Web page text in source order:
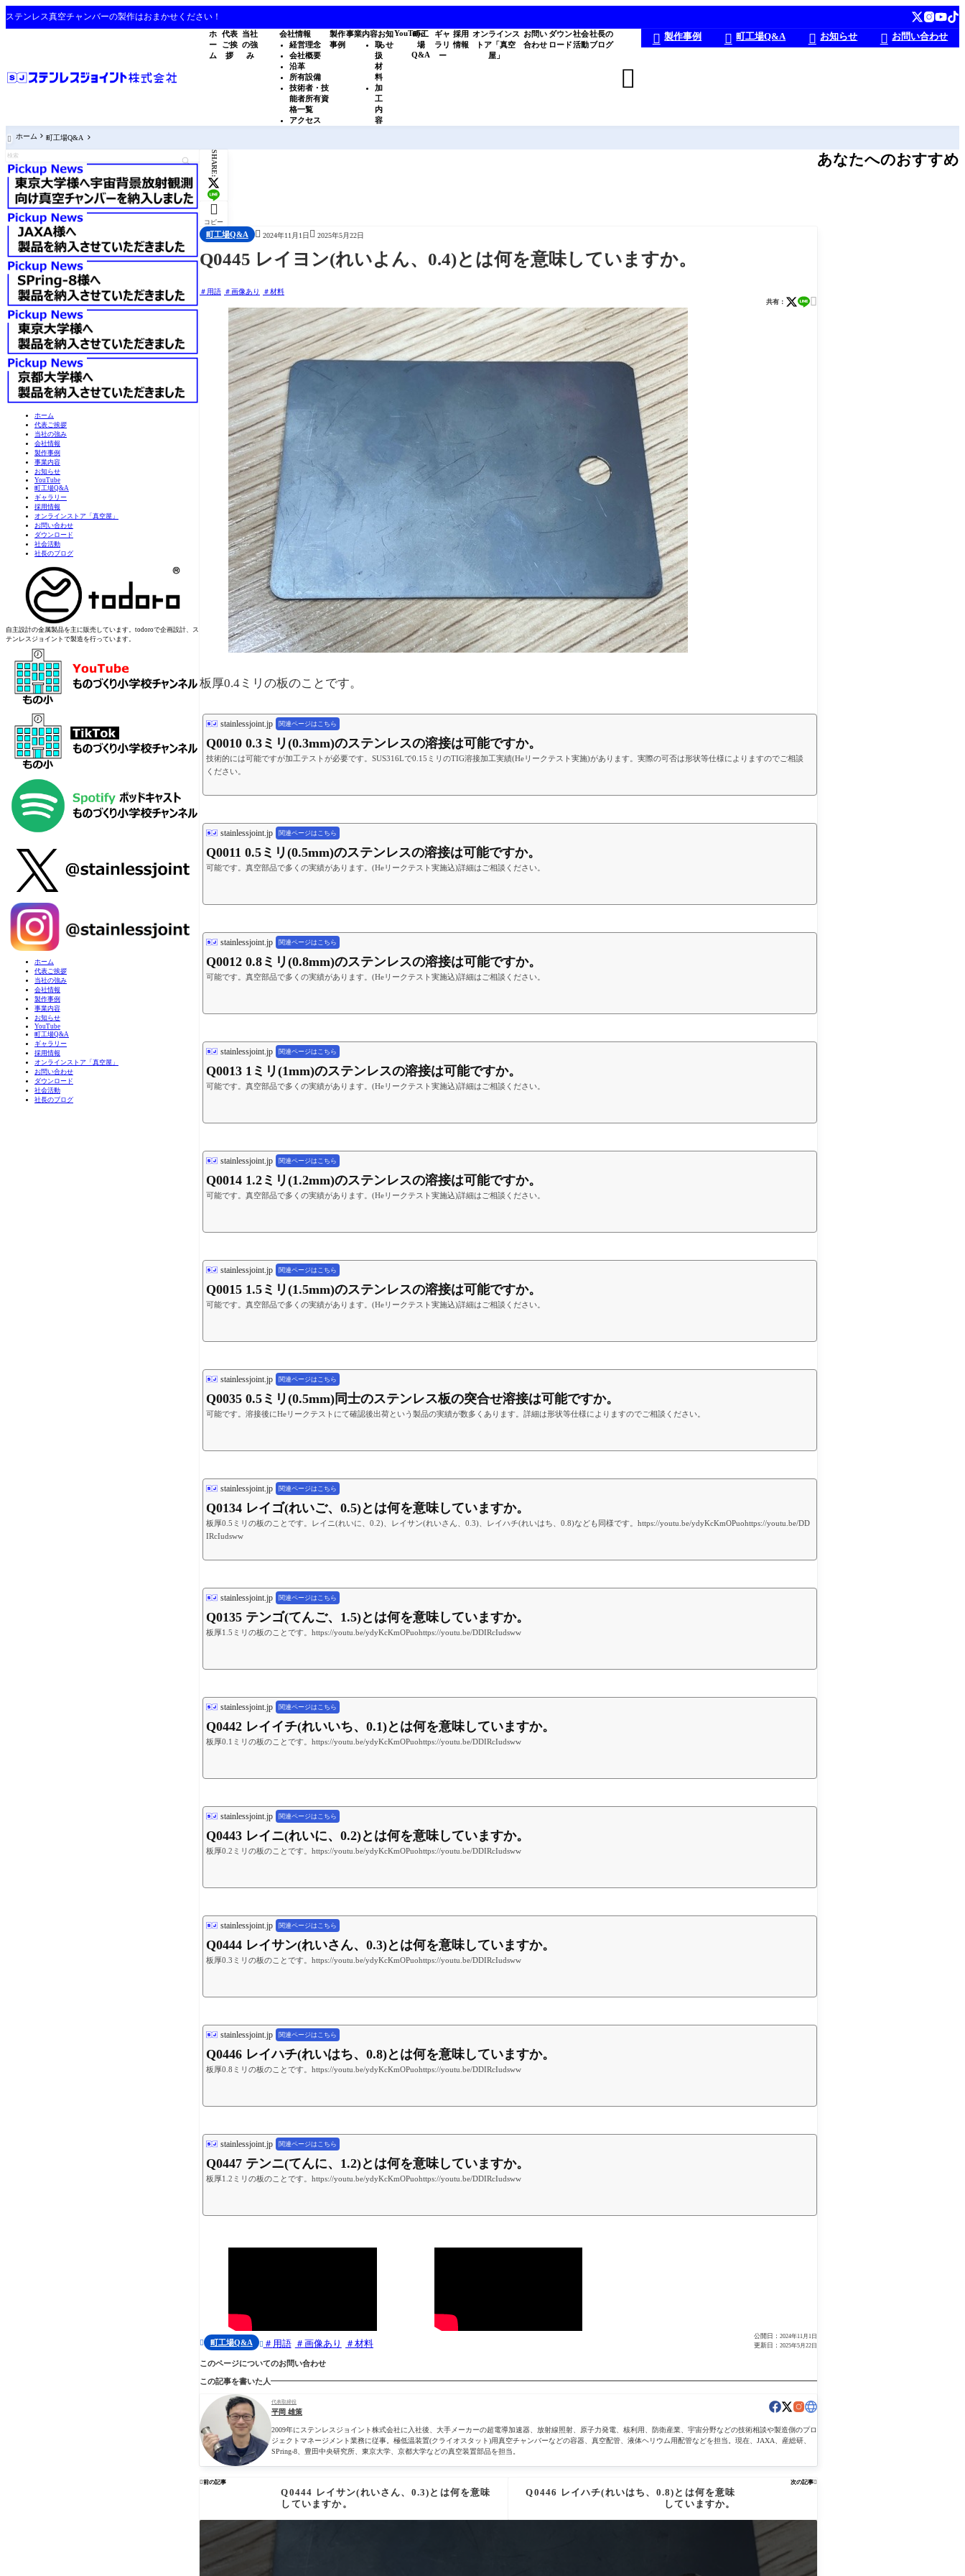
ステンレス真空チャンバーの製作はおまかせください！
ホ
ー
ム
代表
ご挨
拶
当社
の強
み
会社情報
経営理念
会社概要
沿革
所有設備
技術者・技
能者所有資
格一覧
アクセス
製作
事例
事業内容
取
扱
材
料
加
工
内
容
お知
らせ
YouTube
町工
場
Q&A
ギャ
ラリ
ー
採用
情報
オンラインス
トア「真空
屋」
お問い
合わせ
ダウン
ロード
社会
活動
社長の
ブログ

 製作事例  町工場Q&A  お知らせ  お問い合わせ
 ホーム 町工場Q&A
ホーム
代表ご挨拶
当社の強み
会社情報
製作事例
事業内容
お知らせ
YouTube
町工場Q&A
ギャラリー
採用情報
オンラインストア「真空屋」
お問い合わせ
ダウンロード
社会活動
社長のブログ
自主設計の金属製品を主に販売しています。todoroで企画設計、ス
テンレスジョイントで製造を行っています。
ホーム
代表ご挨拶
当社の強み
会社情報
製作事例
事業内容
お知らせ
YouTube
町工場Q&A
ギャラリー
採用情報
オンラインストア「真空屋」
お問い合わせ
ダウンロード
社会活動
社長のブログ
SHARE:

コピー
町工場Q&A  2024年11月1日  2025年5月22日
Q0445 レイヨン(れいよん、0.4)とは何を意味していますか。
用語 画像あり 材料
共有： 
板厚0.4ミリの板のことです。
stainlessjoint.jp 関連ページはこちら
Q0010 0.3ミリ(0.3mm)のステンレスの溶接は可能ですか。
技術的には可能ですが加工テストが必要です。SUS316Lで0.15ミリのTIG溶接加工実績(Heリークテスト実施)があります。実際の可否は形状等仕様によりますのでご相談
ください。
stainlessjoint.jp 関連ページはこちら
Q0011 0.5ミリ(0.5mm)のステンレスの溶接は可能ですか。
可能です。真空部品で多くの実績があります。(Heリークテスト実施込)詳細はご相談ください。
stainlessjoint.jp 関連ページはこちら
Q0012 0.8ミリ(0.8mm)のステンレスの溶接は可能ですか。
可能です。真空部品で多くの実績があります。(Heリークテスト実施込)詳細はご相談ください。
stainlessjoint.jp 関連ページはこちら
Q0013 1ミリ(1mm)のステンレスの溶接は可能ですか。
可能です。真空部品で多くの実績があります。(Heリークテスト実施込)詳細はご相談ください。
stainlessjoint.jp 関連ページはこちら
Q0014 1.2ミリ(1.2mm)のステンレスの溶接は可能ですか。
可能です。真空部品で多くの実績があります。(Heリークテスト実施込)詳細はご相談ください。
stainlessjoint.jp 関連ページはこちら
Q0015 1.5ミリ(1.5mm)のステンレスの溶接は可能ですか。
可能です。真空部品で多くの実績があります。(Heリークテスト実施込)詳細はご相談ください。
stainlessjoint.jp 関連ページはこちら
Q0035 0.5ミリ(0.5mm)同士のステンレス板の突合せ溶接は可能ですか。
可能です。溶接後にHeリークテストにて確認後出荷という製品の実績が数多くあります。詳細は形状等仕様によりますのでご相談ください。
stainlessjoint.jp 関連ページはこちら
Q0134 レイゴ(れいご、0.5)とは何を意味していますか。
板厚0.5ミリの板のことです。レイニ(れいに、0.2)、レイサン(れいさん、0.3)、レイハチ(れいはち、0.8)なども同様です。https://youtu.be/ydyKcKmOPuohttps://youtu.be/DD
IRcIudsww
stainlessjoint.jp 関連ページはこちら
Q0135 テンゴ(てんご、1.5)とは何を意味していますか。
板厚1.5ミリの板のことです。https://youtu.be/ydyKcKmOPuohttps://youtu.be/DDIRcIudsww
stainlessjoint.jp 関連ページはこちら
Q0442 レイイチ(れいいち、0.1)とは何を意味していますか。
板厚0.1ミリの板のことです。https://youtu.be/ydyKcKmOPuohttps://youtu.be/DDIRcIudsww
stainlessjoint.jp 関連ページはこちら
Q0443 レイニ(れいに、0.2)とは何を意味していますか。
板厚0.2ミリの板のことです。https://youtu.be/ydyKcKmOPuohttps://youtu.be/DDIRcIudsww
stainlessjoint.jp 関連ページはこちら
Q0444 レイサン(れいさん、0.3)とは何を意味していますか。
板厚0.3ミリの板のことです。https://youtu.be/ydyKcKmOPuohttps://youtu.be/DDIRcIudsww
stainlessjoint.jp 関連ページはこちら
Q0446 レイハチ(れいはち、0.8)とは何を意味していますか。
板厚0.8ミリの板のことです。https://youtu.be/ydyKcKmOPuohttps://youtu.be/DDIRcIudsww
stainlessjoint.jp 関連ページはこちら
Q0447 テンニ(てんに、1.2)とは何を意味していますか。
板厚1.2ミリの板のことです。https://youtu.be/ydyKcKmOPuohttps://youtu.be/DDIRcIudsww
 町工場Q&A  用語 画像あり 材料
公開日： 2024年11月1日
更新日： 2025年5月22日
このページについてのお問い合わせ
この記事を書いた人
代表取締役
平岡 雄策
2009年にステンレスジョイント株式会社に入社後、大手メーカーの超電導加速器、放射線照射、原子力発電、核利用、防衛産業、宇宙分野などの技術相談や製造側のプロ
ジェクトマネージメント業務に従事。極低温装置(クライオスタット)用真空チャンバーなどの容器、真空配管、液体ヘリウム用配管などを担当。現在、JAXA、産総研、
SPring-8、豊田中央研究所、東京大学、京都大学などの真空装置部品を担当。
前の記事
Q0444 レイサン(れいさん、0.3)とは何を意味
していますか。
次の記事
Q0446 レイハチ(れいはち、0.8)とは何を意味
していますか。
あなたへのおすすめ